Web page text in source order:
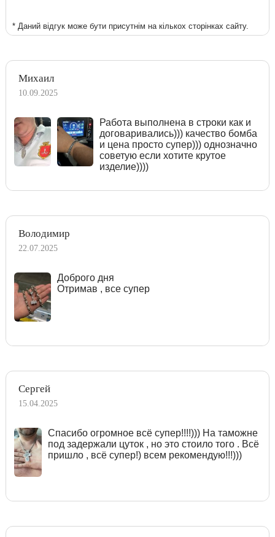
* Даний відгук може бути присутнім на кількох сторінках сайту.
Михаил
10.09.2025
Работа выполнена в строки как и
договаривались))) качество бомба
и цена просто супер))) однозначно
советую если хотите крутое
изделие))))
Володимир
22.07.2025
Доброго дня
Отримав , все супер
Сергей
15.04.2025
Спасибо огромное всё супер!!!!))) На таможне
под задержали цуток , но это стоило того . Всё
пришло , всё супер!) всем рекомендую!!!)))